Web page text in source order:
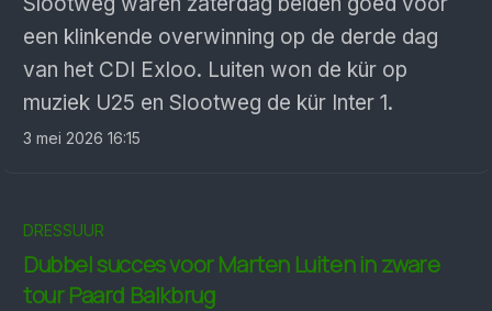
een klinkende overwinning op de derde dag
van het CDI Exloo. Luiten won de kür op
muziek U25 en Slootweg de kür Inter 1.
3 mei 2026 16:15
DRESSUUR
Dubbel succes voor Marten Luiten in zware
tour Paard Balkbrug